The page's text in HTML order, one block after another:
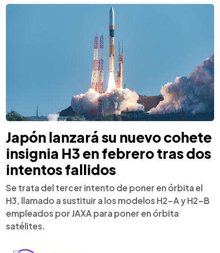
Japón lanzará su nuevo cohete
insignia H3 en febrero tras dos
intentos fallidos
Se trata del tercer intento de poner en órbita el
H3, llamado a sustituir a los modelos H2-A y H2-B
empleados por JAXA para poner en órbita
satélites.